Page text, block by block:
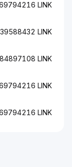
LINK
LINK
LINK
LINK
LINK